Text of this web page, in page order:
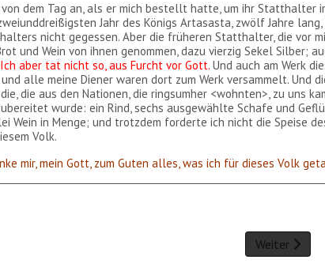
dem Tag an, als er mich bestellt hatte, um ihr Statthalter
Jahr des Königs Artasasta, zwölf Jahre
nicht gegessen. Aber die früheren Statthalter, die vor
und Wein von ihnen genommen, dazu vierzig Sekel Silber;
Ich aber tat nicht so, aus Furcht vor Gott. Und auch am Werk
alle meine Diener waren dort zum Werk versammelt. Und
die aus den Nationen, die ringsumher <wohnten>, zu uns
wurde: ein Rind, sechs ausgewählte Schafe und
Wein in Menge; und trotzdem forderte ich nicht die Speise
Volk.
mir, mein Gott, zum Guten alles, was ich für dieses Volk
Weiter